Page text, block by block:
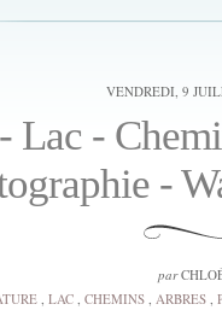
VENDREDI, 9
Lac -
-
par
, LAC , CHEMINS , ARBRES ,